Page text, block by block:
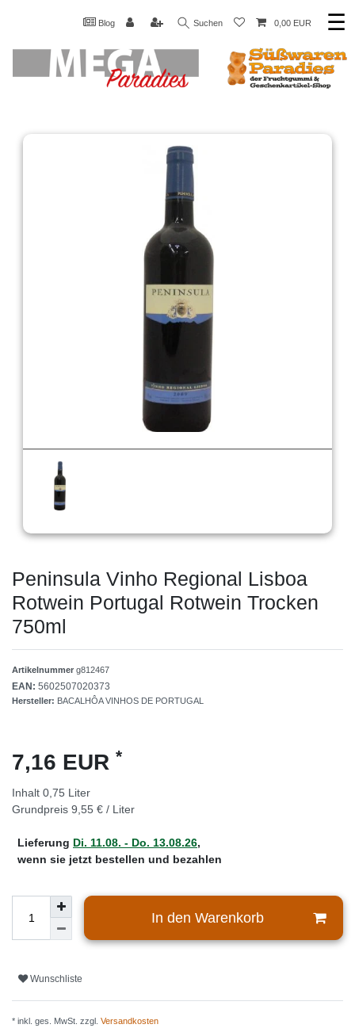
Blog Suchen 0,00 EUR ☰
Peninsula Vinho Regional Lisboa
Rotwein Portugal Rotwein Trocken
750ml
Artikelnummer g812467
EAN: 5602507020373
Hersteller: BACALHÔA VINHOS DE PORTUGAL
7,16 EUR *
Inhalt 0,75 Liter
Grundpreis 9,55 € / Liter
Lieferung Di. 11.08. - Do. 13.08.26,
wenn sie jetzt bestellen und bezahlen
In den Warenkorb
Wunschliste
* inkl. ges. MwSt. zzgl. Versandkosten